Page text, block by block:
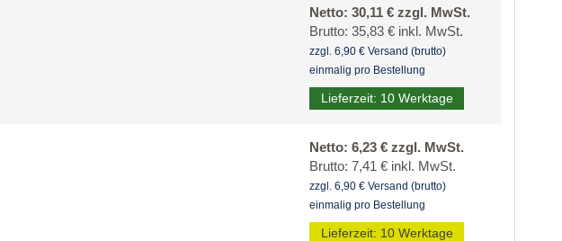
Netto: 30,11 € zzgl. MwSt.
Brutto: 35,83 € inkl. MwSt.
zzgl. 6,90 € Versand (brutto)
einmalig pro Bestellung
Lieferzeit: 10 Werktage
Netto: 6,23 € zzgl. MwSt.
Brutto: 7,41 € inkl. MwSt.
zzgl. 6,90 € Versand (brutto)
einmalig pro Bestellung
Lieferzeit: 10 Werktage